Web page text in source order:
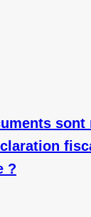
sont
?